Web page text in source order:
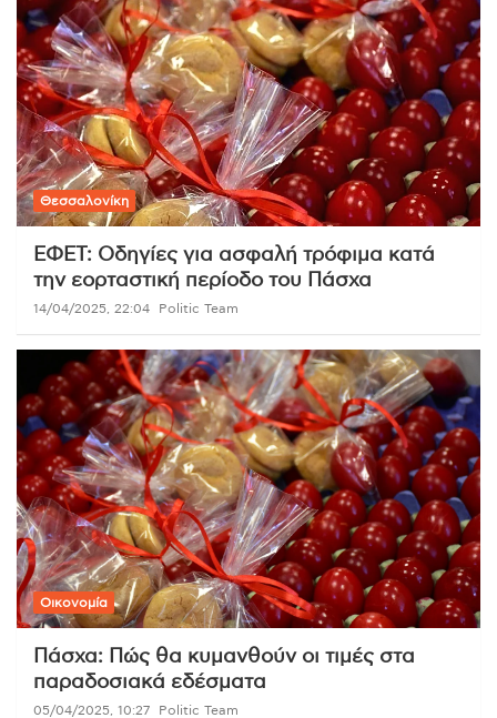
Θεσσαλονίκη
ΕΦΕΤ: Οδηγίες για ασφαλή τρόφιμα κατά
την εορταστική περίοδο του Πάσχα
14/04/2025, 22:04 Politic Team
Οικονομία
Πάσχα: Πώς θα κυμανθούν οι τιμές στα
παραδοσιακά εδέσματα
05/04/2025, 10:27 Politic Team